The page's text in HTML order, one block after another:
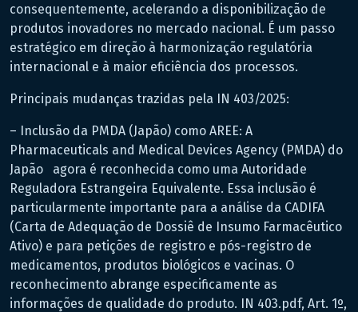
consequentemente, acelerando a disponibilização de
produtos inovadores no mercado nacional. É um passo
estratégico em direção à harmonização regulatória
internacional e à maior eficiência dos processos.
Principais mudanças trazidas pela IN 403/2025:
– Inclusão da PMDA (Japão) como AREE: A
Pharmaceuticals and Medical Devices Agency (PMDA) do
Japão agora é reconhecida como uma Autoridade
Reguladora Estrangeira Equivalente. Essa inclusão é
particularmente importante para a análise da CADIFA
(Carta de Adequação de Dossiê de Insumo Farmacêutico
Ativo) e para petições de registro e pós-registro de
medicamentos, produtos biológicos e vacinas. O
reconhecimento abrange especificamente as
informações de qualidade do produto. IN 403.pdf, Art. 1º,